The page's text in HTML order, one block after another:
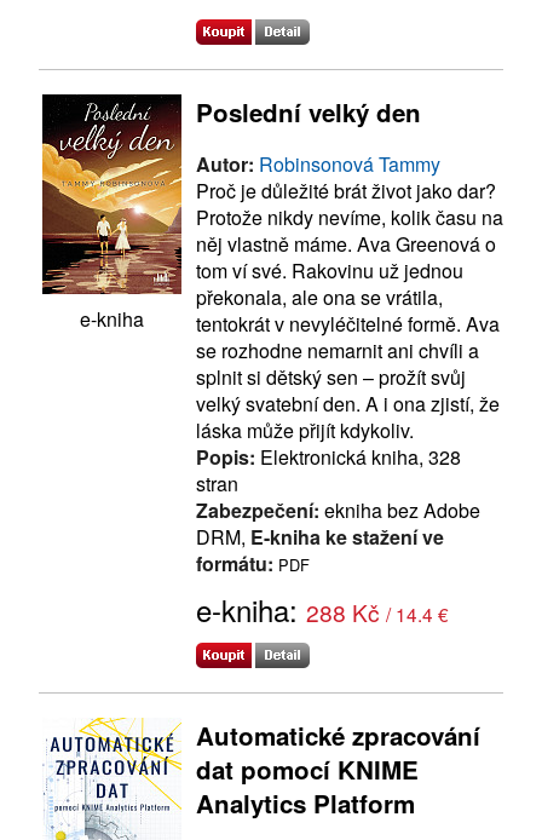
e-kniha
Poslední velký den
Autor: Robinsonová Tammy
Proč je důležité brát život jako dar?
Protože nikdy nevíme, kolik času na
něj vlastně máme. Ava Greenová o
tom ví své. Rakovinu už jednou
překonala, ale ona se vrátila,
tentokrát v nevyléčitelné formě. Ava
se rozhodne nemarnit ani chvíli a
splnit si dětský sen – prožít svůj
velký svatební den. A i ona zjistí, že
láska může přijít kdykoliv.
Popis: Elektronická kniha, 328
stran
Zabezpečení: ekniha bez Adobe
DRM, E-kniha ke stažení ve
formátu: PDF
e-kniha: 288 Kč / 14.4 €
Automatické zpracování
dat pomocí KNIME
Analytics Platform